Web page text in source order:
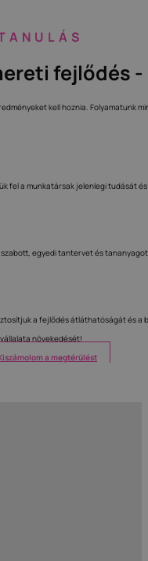
fejlődés
kell hoznia. Folyamatunk
fel a munkatársak jelenlegi tudását
egyedi tantervet és
a fejlődés átláthatóságát és
növekedését!
a megtérülést